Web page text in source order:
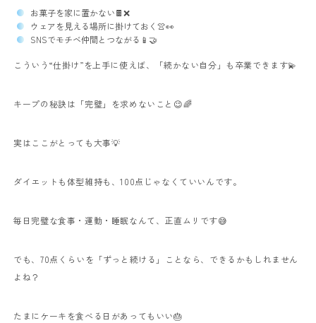
お菓子を家に置かない🍫❌
ウェアを見える場所に掛けておく👚👀
SNSでモチベ仲間とつながる📱🤝
こういう“仕掛け”を上手に使えば、「続かない自分」も卒業できます💫
キープの秘訣は「完璧」を求めないこと😉🌈
実はここがとっても大事💡
ダイエットも体型維持も、100点じゃなくていいんです。
毎日完璧な食事・運動・睡眠なんて、正直ムリです😅
でも、70点くらいを「ずっと続ける」ことなら、できるかもしれません
よね？
たまにケーキを食べる日があってもいい🎂